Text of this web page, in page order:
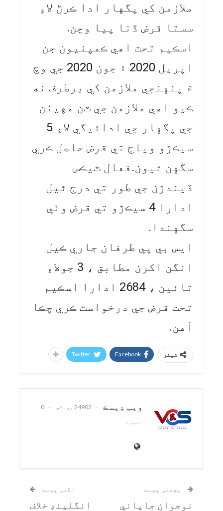
ملازمن کي پگهار ادا ڪرڻ لاءِ
سستا قرض ڏنا پيا وڃن.
اسڪيم تحت اهي ڪمپنيون جن
اپريل 2020 ۽ جون 2020 جي وچ
۾ پنهنجي ملازمن کي برطرف نه
ڪيو اهي ملازمن جي ٽن مهينن
جي پگهار جي ادائيگي لاءِ 5
سيڪڙو وياج تي قرض حاصل ڪري
سگهن ٿيون.فعال ٽيڪس
ڏيندڙن جي طور تي درج ٿيل
ادارا 4 سيڪڙو تي قرض وٺي
سگهندا.
ايس بي پي طرفان جاري ڪيل
انگن اکرن مطابق ، 3 جولاءِ
تائين ، 2684 ادارا اسڪيم
تحت قرض جي درخواست ڪري چڪا
آهن.
شیئر Facebook
Twitter
ويب ڊيسڪ 24902 پوسٹس
0
تبصرے
پچھلی پوسٹ
نوجوان جاپاني
اگلی پوسٹ
انگلينڊ خلاف